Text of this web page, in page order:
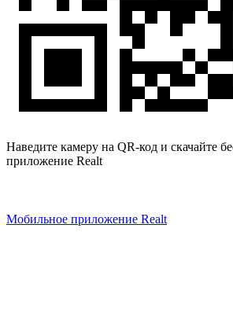
Наведите камеру на QR-код и скачайте
приложение Realt
Мобильное приложение Realt